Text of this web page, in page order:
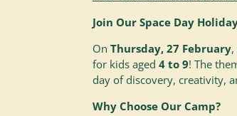
Join Our Space Day
On Thursday, 27 February,
for kids aged 4 to 9! The
day of discovery, creativity,
Why Choose Our Camp?